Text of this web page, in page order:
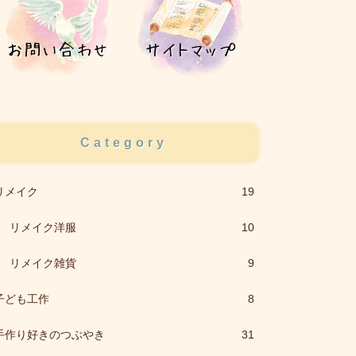
Category
メイク 19
リメイク洋服 10
リメイク雑貨 9
ども工作 8
作り好きのつぶやき 31